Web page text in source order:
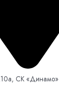
СК «Динамо»